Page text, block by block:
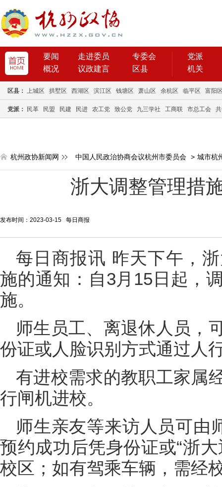
要闻 走进委员
专委会
概况
议政建言 区县
党派
机关
区县： 上城区 拱墅区 西湖区 滨江区 钱塘区 萧山区 余杭区 临平区 富阳
党派： 民革 民盟 民建 民进 农工党 致公党 九三学社 工商联 市总工会
杭州政协新闻网 中国人民政治协商会议杭州市委员会 > 城市杭
浙大调整管理措
发布时间：2023-03-15 每日商报
每日商报讯 昨天下午，
施的通知：自3月15日起，
施。
师生员工、离退休人员，
份证或人脸识别方式通过人
有进校需求的教职工家属
行闸机进校。
师生亲友等来访人员可由
预约成功后凭身份证或“浙
校区；如有驾乘车辆，需经